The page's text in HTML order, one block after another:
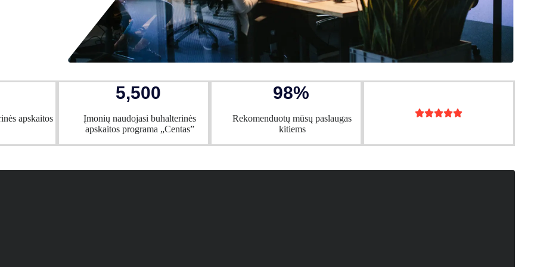
apskaitos
5,500
Įmonių naudojasi buhalterinės
apskaitos programa „Centas”
98%
Rekomenduotų mūsų paslaugas
kitiems
